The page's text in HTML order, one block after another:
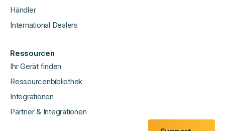
Händler
International Dealers
Ressourcen
Ihr Gerät finden
Ressourcenbibliothek
Integrationen
Partner & Integrationen